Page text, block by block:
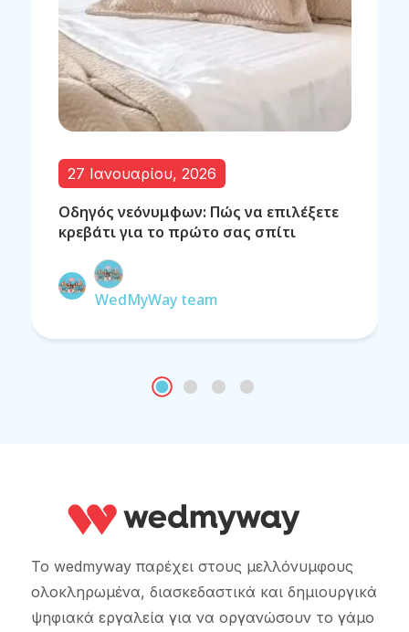
27 Ιανουαρίου, 2026
Οδηγός νεόνυμφων: Πώς να επιλέξετε
κρεβάτι για το πρώτο σας σπίτι
WedMyWay team
Το wedmyway παρέχει στους μελλόνυμφους
ολοκληρωμένα, διασκεδαστικά και δημιουργικά
ψηφιακά εργαλεία για να οργανώσουν το γάμο